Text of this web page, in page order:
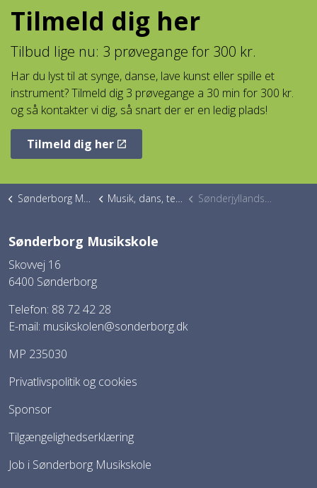
Tilmeld dig her
Tilbud lige nu: 3 prøvegange for 300 kr.
Har du lyst til at synge, danse, lave kunst eller spille et
instrument? Tilmeld dig 3 prøvegange a 30 min for 300 kr.
og så kontakter vi dig, så snart der er en ledig plads!
Tilmeld dig her
Sønderborg Musikskole Musik, dans, teater, kunst Sønderjyllands Danseakademi
Sønderborg Musikskole
Skovvej 16
6400 Sønderborg
Telefon: 88 72 42 28
E-mail: musikskolen@sonderborg.dk
MP 235030
Privatlivspolitik og cookies
Sponsor
Tilgængelighedserklæring
Job i Sønderborg Musikskole